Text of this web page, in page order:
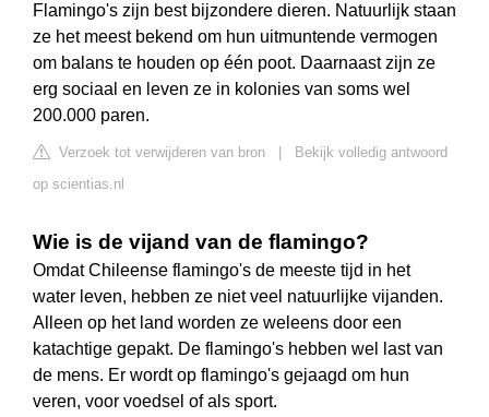
Flamingo's zijn best bijzondere dieren. Natuurlijk staan
ze het meest bekend om hun uitmuntende vermogen
om balans te houden op één poot. Daarnaast zijn ze
erg sociaal en leven ze in kolonies van soms wel
200.000 paren.
Verzoek tot verwijderen van bron
Bekijk volledig antwoord
op scientias.nl
Wie is de vijand van de flamingo?
Omdat Chileense flamingo's de meeste tijd in het
water leven, hebben ze niet veel natuurlijke vijanden.
Alleen op het land worden ze weleens door een
katachtige gepakt. De flamingo's hebben wel last van
de mens. Er wordt op flamingo's gejaagd om hun
veren, voor voedsel of als sport.